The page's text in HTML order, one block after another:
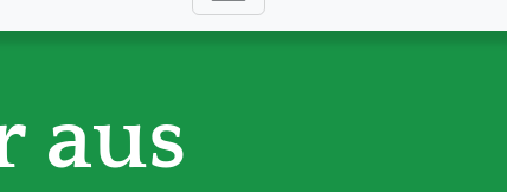
aus